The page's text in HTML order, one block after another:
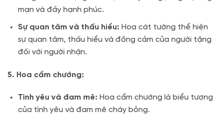
mạn và đầy hạnh phúc.
Sự quan tâm và thấu hiểu: Hoa cát tường thể hiện
sự quan tâm, thấu hiểu và đồng cảm của người tặng
đối với người nhận.
5. Hoa cẩm chướng:
Tình yêu và đam mê: Hoa cẩm chướng là biểu tượng
của tình yêu và đam mê cháy bỏng.